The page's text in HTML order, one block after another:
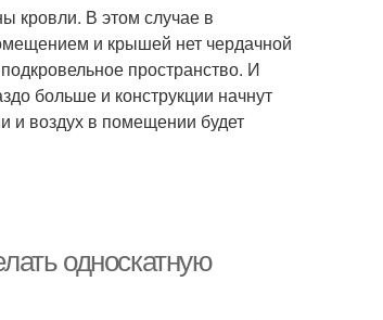
кровли. В этом случае в
и крышей нет чердачной
пространство. И
больше и конструкции начнут
и воздух в помещении будет
односкатную